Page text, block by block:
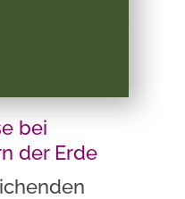
bei
der Erde